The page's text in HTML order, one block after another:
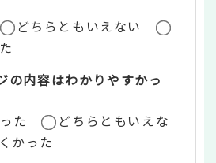
どちらともいえない
の内容はわかりやすかっ
た
どちらともいえな
かった